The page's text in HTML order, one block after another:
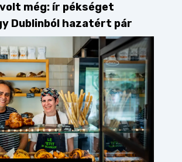
még: ír pékséget
Dublinból hazatért pár